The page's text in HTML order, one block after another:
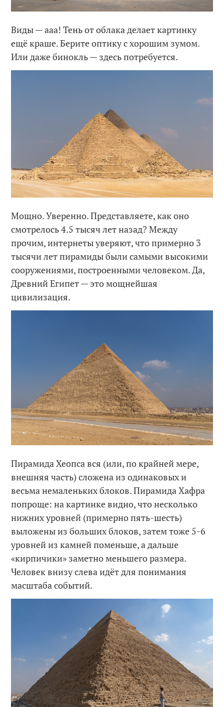
Виды — ааа! Тень от облака делает картинку
ещё краше. Берите оптику с хорошим зумом.
Или даже бинокль — здесь потребуется.
Мощно. Уверенно. Представляете, как оно
смотрелось 4.5 тысяч лет назад? Между
прочим, интернеты уверяют, что примерно 3
тысячи лет пирамиды были самыми высокими
сооружениями, построенными человеком. Да,
Древний Египет — это мощнейшая
цивилизация.
Пирамида Хеопса вся (или, по крайней мере,
внешняя часть) сложена из одинаковых и
весьма немаленьких блоков. Пирамида Хафра
попроще: на картинке видно, что несколько
нижних уровней (примерно пять-шесть)
выложены из больших блоков, затем тоже 5-6
уровней из камней поменьше, а дальше
«кирпичики» заметно меньшего размера.
Человек внизу слева идёт для понимания
масштаба событий.